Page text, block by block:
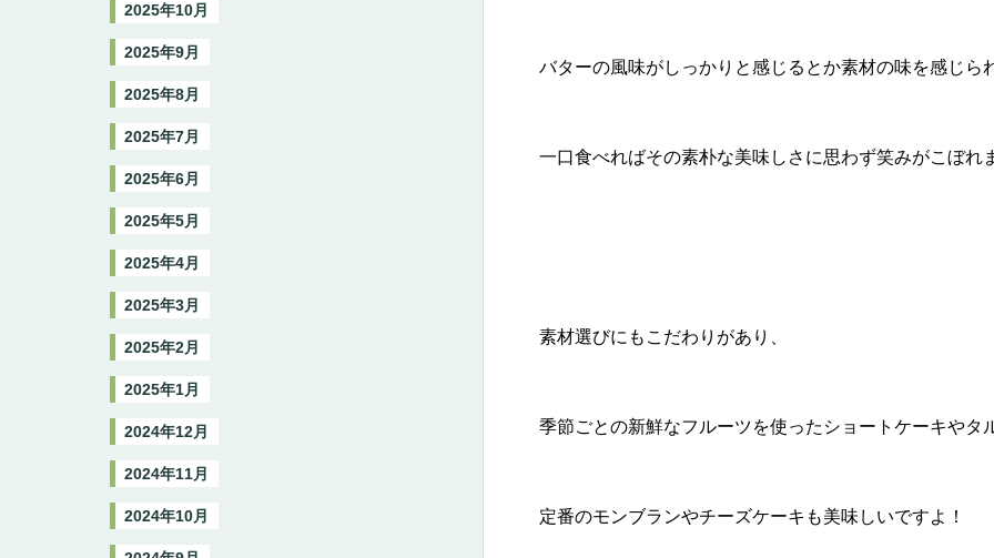
バターの風味がしっかりと感じるとか素材の味を感じら
一口食べればその素朴な美味しさに思わず笑みがこぼれ
素材選びにもこだわりがあり、
季節ごとの新鮮なフルーツを使ったショートケーキやタ
定番のモンブランやチーズケーキも美味しいですよ！
2025年10月
2025年9月
2025年8月
2025年7月
2025年6月
2025年5月
2025年4月
2025年3月
2025年2月
2025年1月
2024年12月
2024年11月
2024年10月